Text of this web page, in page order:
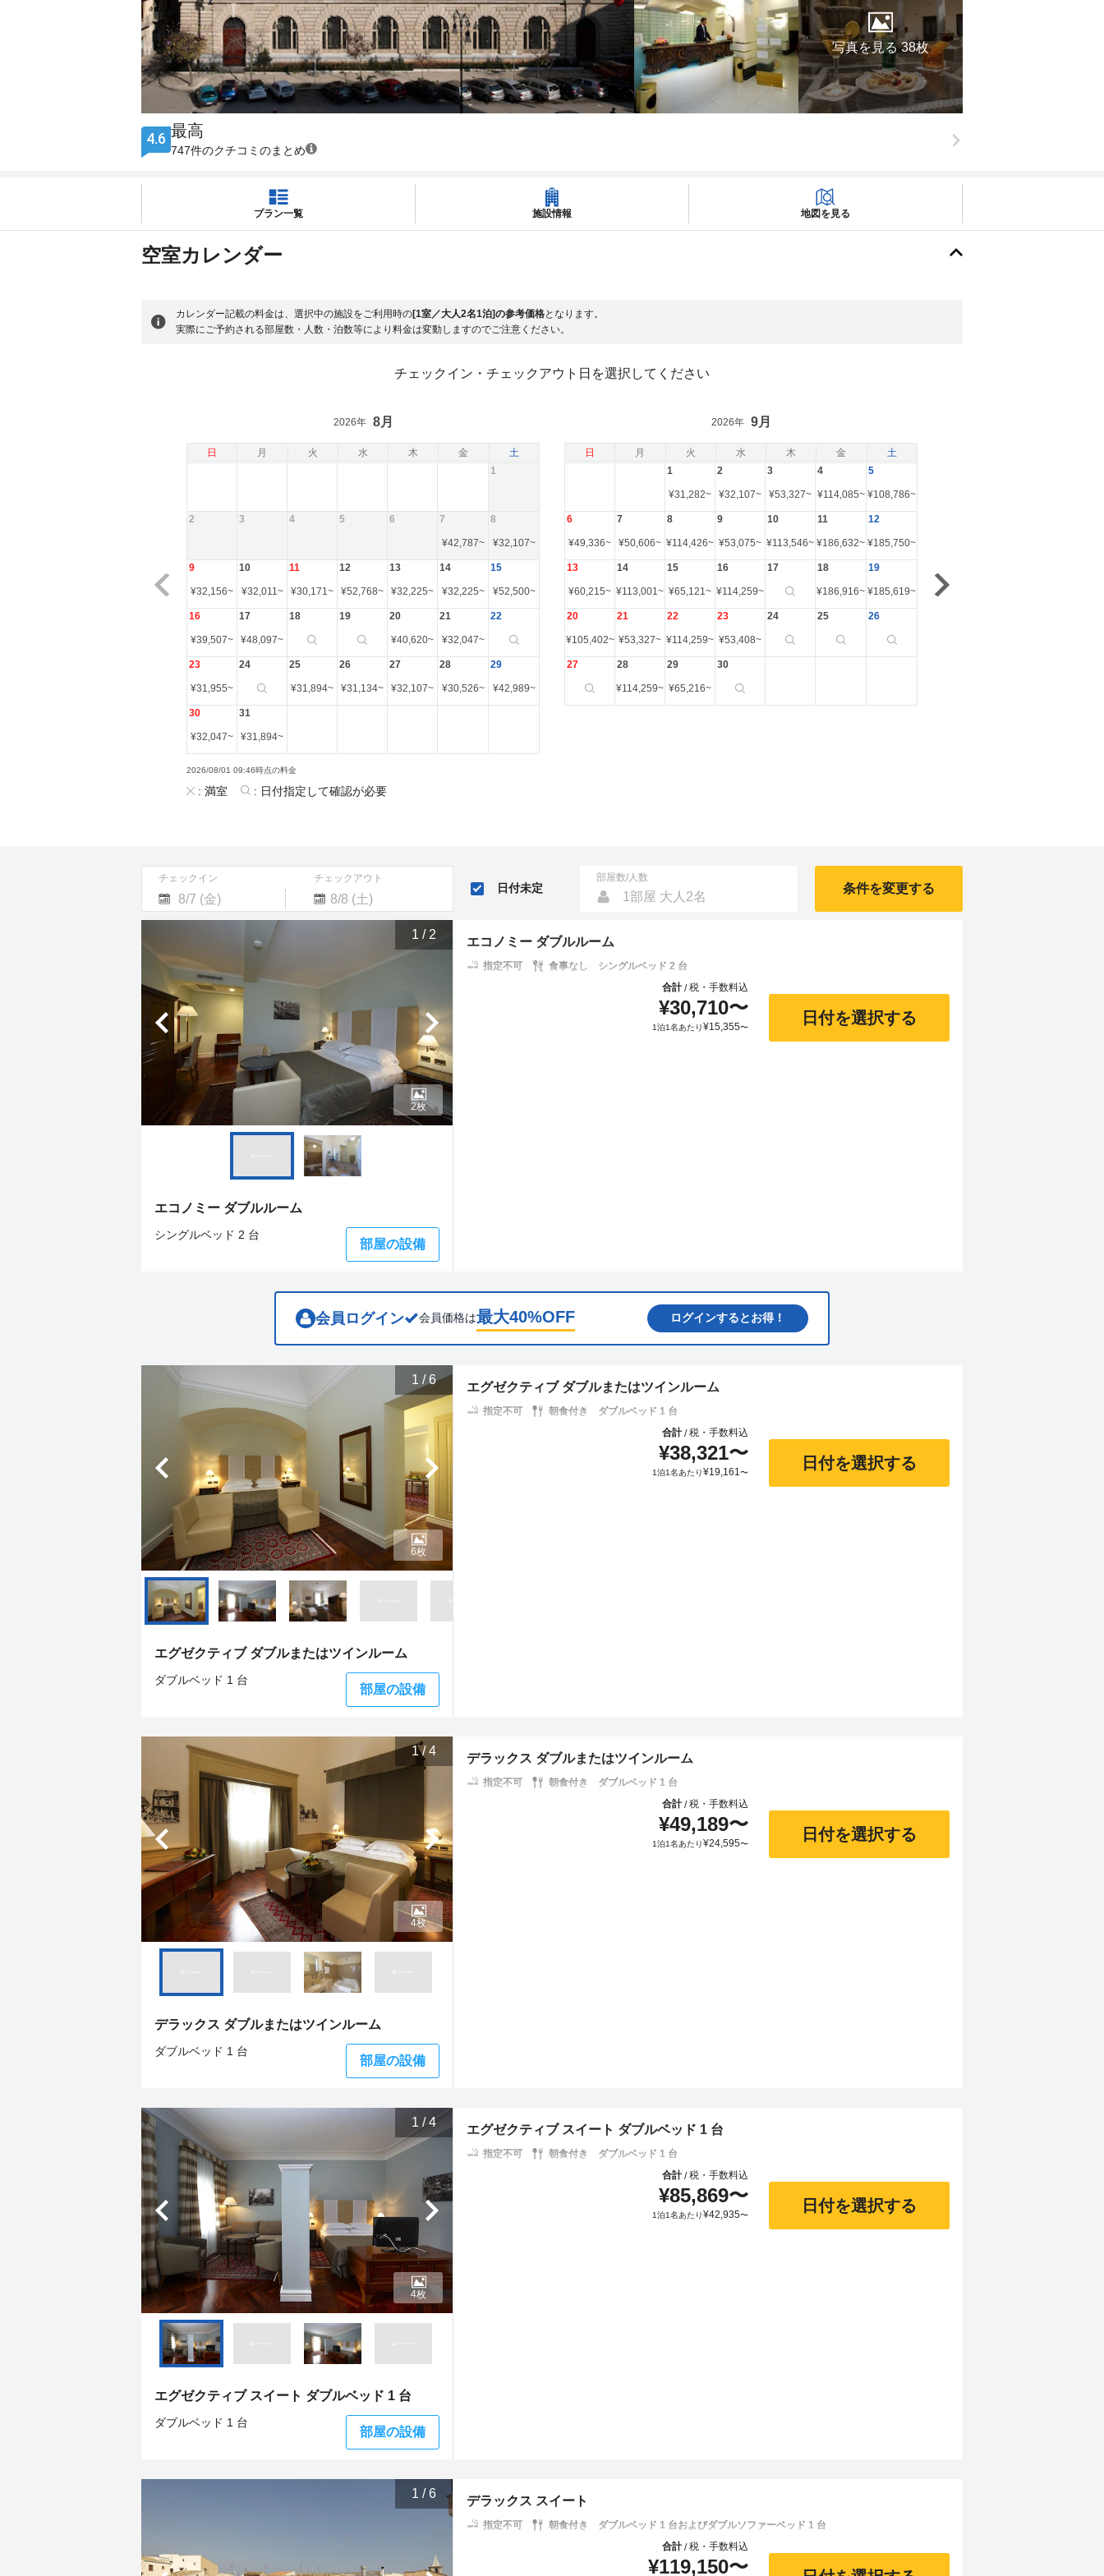
写真を見る 38枚
4.6 最高
747件のクチコミのまとめ
プラン一覧 施設情報 地図を見る
空室カレンダー
カレンダー記載の料金は、選択中の施設をご利用時の[1室／大人2名1泊]の参考価格となります。
実際にご予約される部屋数・人数・泊数等により料金は変動しますのでご注意ください。
チェックイン・チェックアウト日を選択してください
日 月 火 水 木 金 土 日 月 火 水 木 金 土
2026年 8月
1
2 3 4 5 6 7
¥42,787~
8
¥32,107~
9
¥32,156~
10
¥32,011~
11
¥30,171~
12
¥52,768~
13
¥32,225~
14
¥32,225~
15
¥52,500~
16
¥39,507~
17
¥48,097~
18 19 20
¥40,620~
21
¥32,047~
22
23
¥31,955~
24 25
¥31,894~
26
¥31,134~
27
¥32,107~
28
¥30,526~
29
¥42,989~
30
¥32,047~
31
¥31,894~
2026年 9月
1
¥31,282~
2
¥32,107~
3
¥53,327~
4
¥114,085~
5
¥108,786~
6
¥49,336~
7
¥50,606~
8
¥114,426~
9
¥53,075~
10
¥113,546~
11
¥186,632~
12
¥185,750~
13
¥60,215~
14
¥113,001~
15
¥65,121~
16
¥114,259~
17 18
¥186,916~
19
¥185,619~
20
¥105,402~
21
¥53,327~
22
¥114,259~
23
¥53,408~
24 25 26
27 28
¥114,259~
29
¥65,216~
30
2026/08/01 09:46時点の料金
: 満室 : 日付指定して確認が必要
チェックイン チェックアウト
Navigate
interact
the
calendar
and
select
a
date.
Press
question
mark
shortcuts
changing
Navigate
and
select
a
date.
the
question
mark
key
to
get
changing
日付未定
部屋数/人数
1部屋 大人2名
条件を変更する
1 / 2
エコノミー ダブルルーム
シングルベッド 2 台
部屋の設備
2枚
エコノミー ダブルルーム
指定不可 食事なし
シングルベッド 2 台
合計/税・手数料込
¥30,710〜
1泊1名あたり¥15,355〜
日付を選択する
会員ログイン 会員価格は最大40%OFF ログインするとお得！
1 /6
エグゼクティブ ダブルまたはツインルーム
ダブルベッド 1 台
部屋の設備
6枚
エグゼクティブ ダブルまたはツインルーム
指定不可 朝食付き
ダブルベッド 1 台
合計/税・手数料込
¥38,321〜
1泊1名あたり¥19,161〜
日付を選択する
1/4
デラックス ダブルまたはツインルーム
ダブルベッド 1 台
部屋の設備
4枚
デラックス ダブルまたはツインルーム
指定不可 朝食付き
ダブルベッド 1 台
合計/税・手数料込
¥49,189〜
1泊1名あたり¥24,595〜
日付を選択する
1 /4
エグゼクティブ スイート ダブルベッド 1 台
ダブルベッド 1 台
部屋の設備
4枚
エグゼクティブ スイート ダブルベッド 1 台
指定不可 朝食付き
ダブルベッド 1 台
合計/税・手数料込
¥85,869〜
1泊1名あたり¥42,935〜
日付を選択する
1 /6
デラックス スイート
指定不可 朝食付き
ダブルベッド 1 台およびダブルソファーベッド 1 台
合計/税・手数料込
¥119,150〜